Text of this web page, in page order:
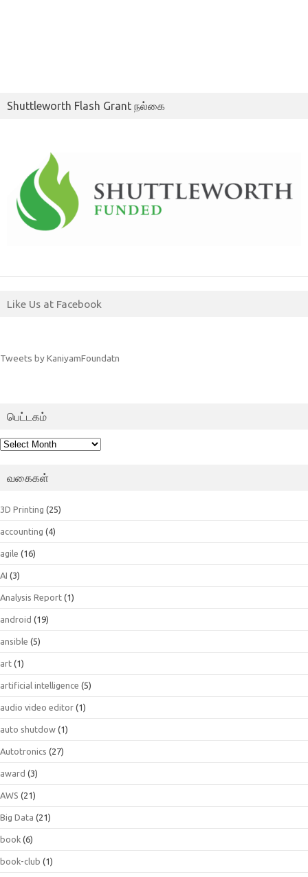
Shuttleworth Flash Grant நல்கை
Like Us at Facebook
Tweets by KaniyamFoundatn
பெட்டகம்
பெட்டகம்
வகைகள்
3D Printing (25)
accounting (4)
agile (16)
AI (3)
Analysis Report (1)
android (19)
ansible (5)
art (1)
artificial intelligence (5)
audio video editor (1)
auto shutdow (1)
Autotronics (27)
award (3)
AWS (21)
Big Data (21)
book (6)
book-club (1)